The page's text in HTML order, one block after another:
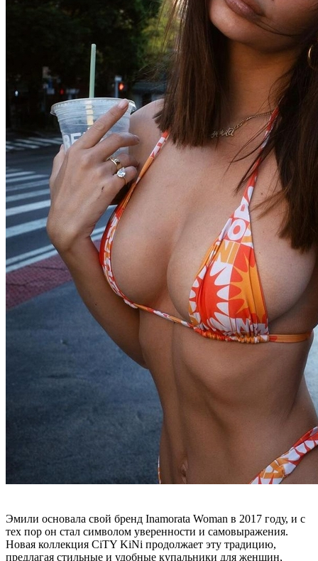
Эмили основала свой бренд Inamorata Woman в 2017 году, и с
тех пор он стал символом уверенности и самовыражения.
Новая коллекция CiTY KiNi продолжает эту традицию,
предлагая стильные и удобные купальники для женщин,